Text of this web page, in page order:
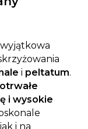
i peltatum.
i wysokie
i na